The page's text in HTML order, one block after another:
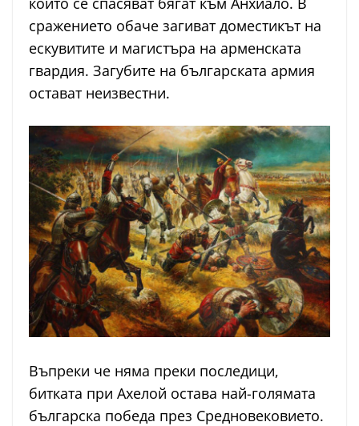
сражението обаче загиват доместикът на
ескувитите и магистъра на арменската
гвардия. Загубите на българската армия
остават неизвестни.
Въпреки че няма преки последици,
битката при Ахелой остава най-голямата
българска победа през Средновековието.